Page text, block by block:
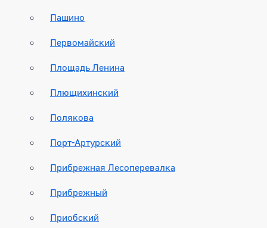
Пашино
Первомайский
Площадь Ленина
Плющихинский
Полякова
Порт-Артурский
Прибрежная Лесоперевалка
Прибрежный
Приобский